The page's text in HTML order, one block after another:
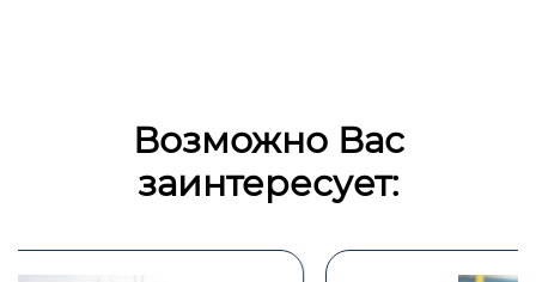
Возможно Вас
заинтересует: